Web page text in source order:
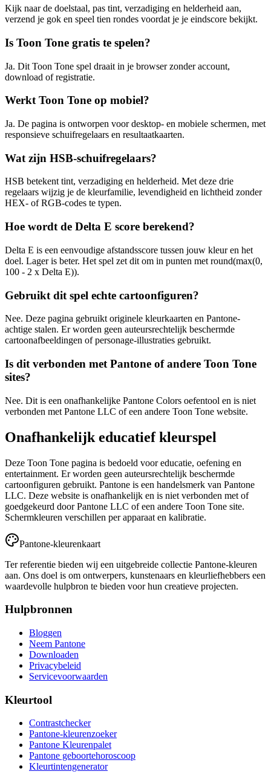
Kijk naar de doelstaal, pas tint, verzadiging en helderheid aan,
verzend je gok en speel tien rondes voordat je je eindscore bekijkt.
Is Toon Tone gratis te spelen?
Ja. Dit Toon Tone spel draait in je browser zonder account,
download of registratie.
Werkt Toon Tone op mobiel?
Ja. De pagina is ontworpen voor desktop- en mobiele schermen, met
responsieve schuifregelaars en resultaatkaarten.
Wat zijn HSB-schuifregelaars?
HSB betekent tint, verzadiging en helderheid. Met deze drie
regelaars wijzig je de kleurfamilie, levendigheid en lichtheid zonder
HEX- of RGB-codes te typen.
Hoe wordt de Delta E score berekend?
Delta E is een eenvoudige afstandsscore tussen jouw kleur en het
doel. Lager is beter. Het spel zet dit om in punten met round(max(0,
100 - 2 x Delta E)).
Gebruikt dit spel echte cartoonfiguren?
Nee. Deze pagina gebruikt originele kleurkaarten en Pantone-
achtige stalen. Er worden geen auteursrechtelijk beschermde
cartoonafbeeldingen of personage-illustraties gebruikt.
Is dit verbonden met Pantone of andere Toon Tone
sites?
Nee. Dit is een onafhankelijke Pantone Colors oefentool en is niet
verbonden met Pantone LLC of een andere Toon Tone website.
Onafhankelijk educatief kleurspel
Deze Toon Tone pagina is bedoeld voor educatie, oefening en
entertainment. Er worden geen auteursrechtelijk beschermde
cartoonfiguren gebruikt. Pantone is een handelsmerk van Pantone
LLC. Deze website is onafhankelijk en is niet verbonden met of
goedgekeurd door Pantone LLC of een andere Toon Tone site.
Schermkleuren verschillen per apparaat en kalibratie.
Pantone-kleurenkaart
Ter referentie bieden wij een uitgebreide collectie Pantone-kleuren
aan. Ons doel is om ontwerpers, kunstenaars en kleurliefhebbers een
waardevolle hulpbron te bieden voor hun creatieve projecten.
Hulpbronnen
Bloggen
Neem Pantone
Downloaden
Privacybeleid
Servicevoorwaarden
Kleurtool
Contrastchecker
Pantone-kleurenzoeker
Pantone Kleurenpalet
Pantone geboortehoroscoop
Kleurtintengenerator